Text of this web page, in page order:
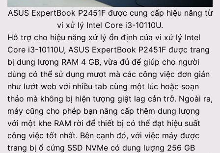
ASUS ExpertBook P2451F được cung cấp hiệu năng từ
vi xử lý Intel Core i3-10110U.
Hỗ trợ cho hiệu năng xử lý ổn định của vi xử lý Intel
Core i3-10110U, ASUS ExpertBook P2451F được trang
bị dung lượng RAM 4 GB, vừa đủ để giúp cho người
dùng có thể sử dụng mượt mà các công việc đơn giản
như lướt web với nhiều tab cùng một lúc hoặc soạn
thảo mà không bị hiện tượng giật lag cản trở. Ngoài ra,
máy cũng cho phép bạn nâng cấp thêm dung lượng
với một khe RAM rời để thiết bị có thể đạt hiệu suất
công việc tốt nhất. Bên cạnh đó, với việc máy được
trang bị ổ cứng SSD NVMe có dung lượng 256 GB